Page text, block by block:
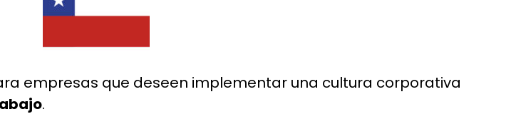
empresas que deseen implementar una cultura corporativa
.